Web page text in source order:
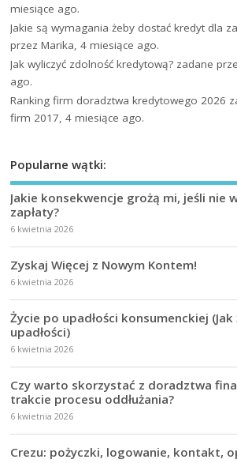
miesiące ago.
Jakie są wymagania żeby dostać kredyt dla
przez Marika, 4 miesiące ago.
Jak wyliczyć zdolność kredytową? zadane
ago.
Ranking firm doradztwa kredytowego 2026
firm 2017, 4 miesiące ago.
Popularne wątki:
Jakie konsekwencje grożą mi, jeśli nie
zapłaty?
6 kwietnia 2026
Zyskaj Więcej z Nowym Kontem!
6 kwietnia 2026
Życie po upadłości konsumenckiej
upadłości)
6 kwietnia 2026
Czy warto skorzystać z doradztwa
trakcie procesu oddłużania?
6 kwietnia 2026
Crezu: pożyczki, logowanie, kontakt,